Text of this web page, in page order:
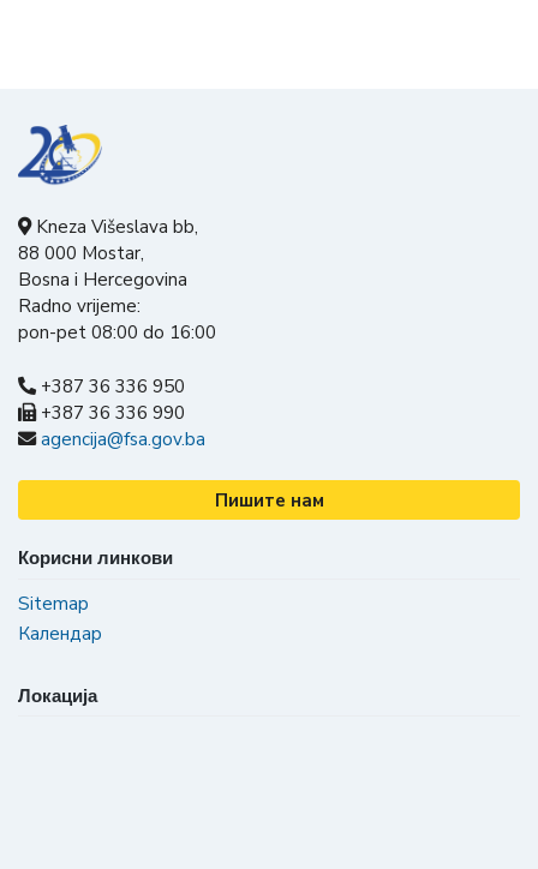
Kneza Višeslava bb,
88 000 Mostar,
Bosna i Hercegovina
Radno vrijeme:
pon-pet 08:00 do 16:00
+387 36 336 950
+387 36 336 990
agencija@fsa.gov.ba
Пишите нам
Корисни линкови
Sitemap
Календар
Локација